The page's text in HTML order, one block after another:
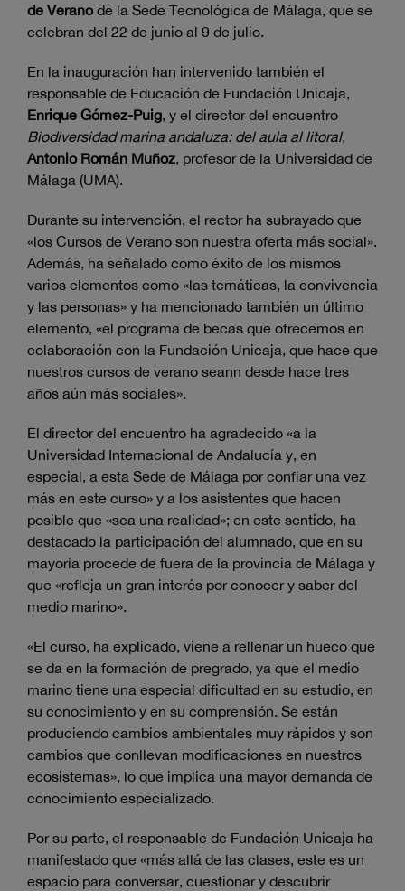
de Veranode la Sede Tecnológica de Málaga, que se
celebran del 22 de junio al 9 de julio.
En la inauguración han intervenido también el
responsable de Educación de Fundación Unicaja,
Enrique Gómez-Puig , y el director del encuentro
Biodiversidad marina andaluza: del aula al litoral,
Antonio Román Muñoz , profesor de la Universidad de
Málaga (UMA).
Durante su intervención, el rector ha subrayado que
«los Cursos de Verano son nuestra oferta más social».
Además, ha señalado como éxito de los mismos
varios elementos como «las temáticas, la convivencia
y las personas» y ha mencionado también un último
elemento, «el programa de becas que ofrecemos en
colaboración con la Fundación Unicaja, que hace que
nuestros cursos de verano seann desde hace tres
años aún más sociales».
El director del encuentro ha agradecido «a la
Universidad Internacional de Andalucía y, en
especial, a esta Sede de Málaga por confiar una vez
más en este curso» y a los asistentes que hacen
posible que «sea una realidad»; en este sentido, ha
destacado la participación del alumnado, que en su
mayoría procede de fuera de la provincia de Málaga y
que «refleja un gran interés por conocer y saber del
medio marino».
«El curso, ha explicado, viene a rellenar un hueco que
se da en la formación de pregrado, ya que el medio
marino tiene una especial dificultad en su estudio, en
su conocimiento y en su comprensión. Se están
produciendo cambios ambientales muy rápidos y son
cambios que conllevan modificaciones en nuestros
ecosistemas», lo que implica una mayor demanda de
conocimiento especializado.
Por su parte, el responsable de Fundación Unicaja ha
manifestado que «más allá de las clases, este es un
espacio para conversar, cuestionar y descubrir